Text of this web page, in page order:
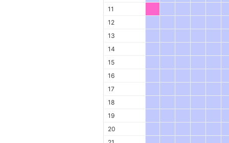
11
12
13
14
15
16
17
18
19
20